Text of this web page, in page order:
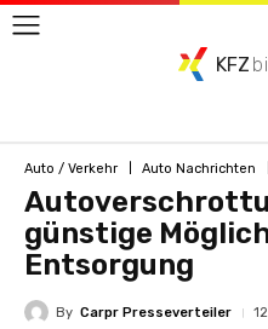
KFZ
Auto / Verkehr Auto Nachrichten
günstige
Entsorgung
By Carpr Presseverteiler